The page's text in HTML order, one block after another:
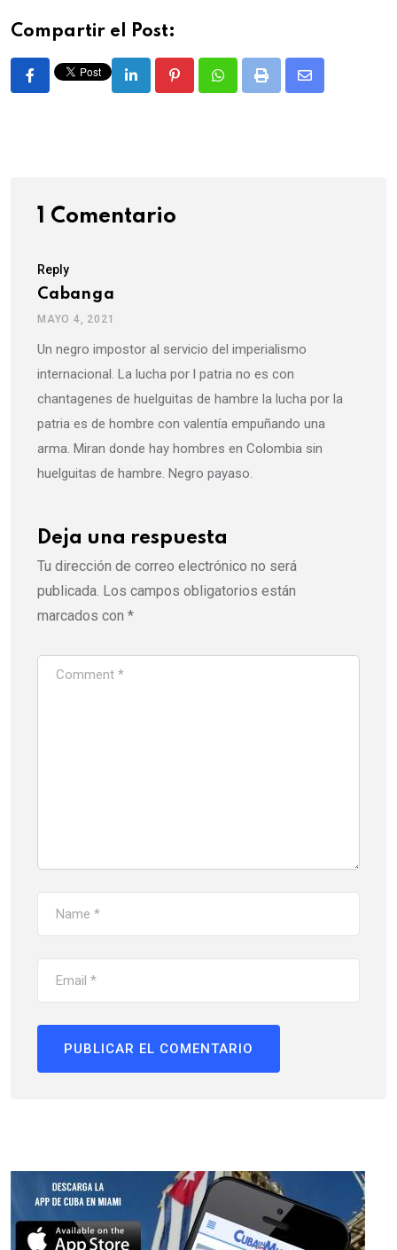
Compartir el Post:
LinkedIn PinterestWhatsappPrint
Share
1 Comentario
Reply
Cabanga
MAYO 4, 2021
Un negro impostor al servicio del imperialismo
internacional. La lucha por l patria no es con
chantagenes de huelguitas de hambre la lucha por la
patria es de hombre con valentía empuñando una
arma. Miran donde hay hombres en Colombia sin
huelguitas de hambre. Negro payaso.
Deja una respuesta
Tu dirección de correo electrónico no será
publicada. Los campos obligatorios están
marcados con *